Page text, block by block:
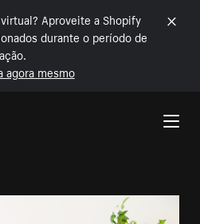
Aproveite a Shopify
durante o período de
agora mesmo